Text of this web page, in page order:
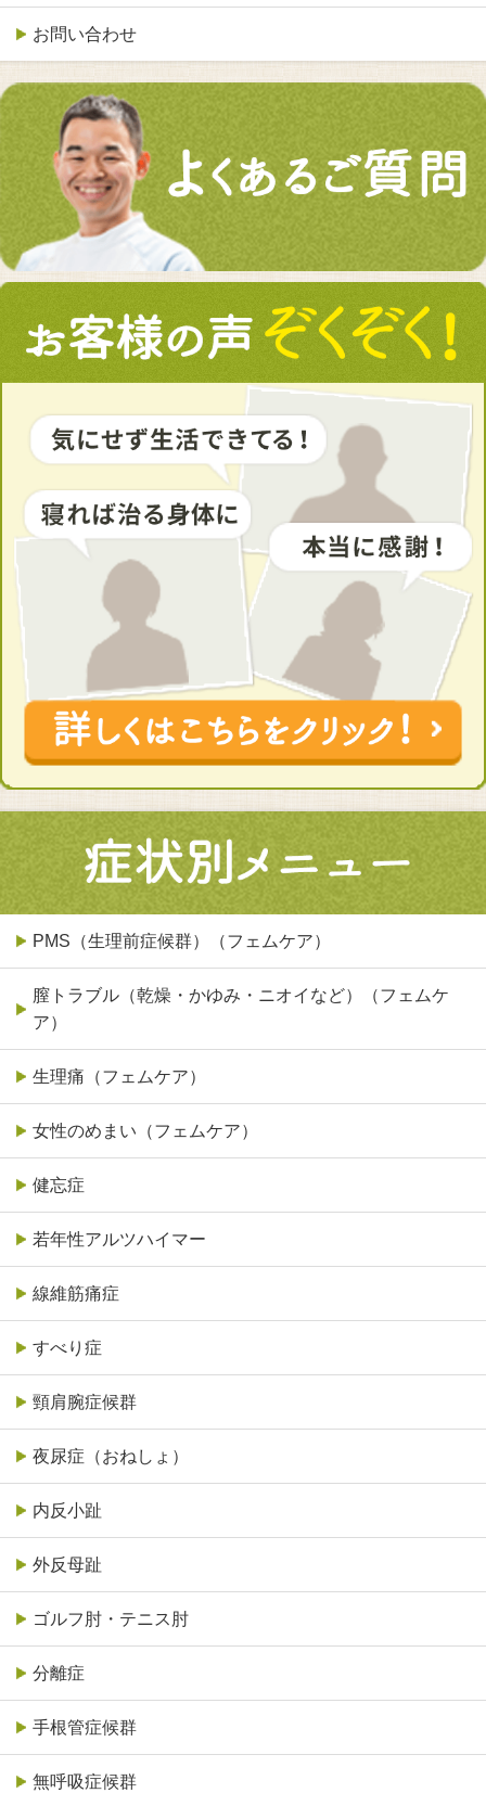
お問い合わせ
PMS（生理前症候群）（フェムケア）
膣トラブル（乾燥・かゆみ・ニオイなど）（フェムケ
ア）
生理痛（フェムケア）
女性のめまい（フェムケア）
健忘症
若年性アルツハイマー
線維筋痛症
すべり症
頸肩腕症候群
夜尿症（おねしょ）
内反小趾
外反母趾
ゴルフ肘・テニス肘
分離症
手根管症候群
無呼吸症候群